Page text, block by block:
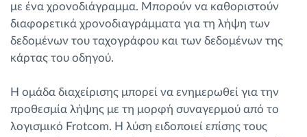
με ένα χρονοδιάγραμμα. Μπορούν να καθοριστούν
διαφορετικά χρονοδιαγράμματα για τη λήψη των
δεδομένων του ταχογράφου και των δεδομένων της
κάρτας του οδηγού.
Η ομάδα διαχείρισης μπορεί να ενημερωθεί για την
προθεσμία λήψης με τη μορφή συναγερμού από το
λογισμικό Frotcom. Η λύση ειδοποιεί επίσης τους